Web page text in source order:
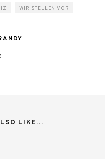
WIR STELLEN VOR
LIKE...